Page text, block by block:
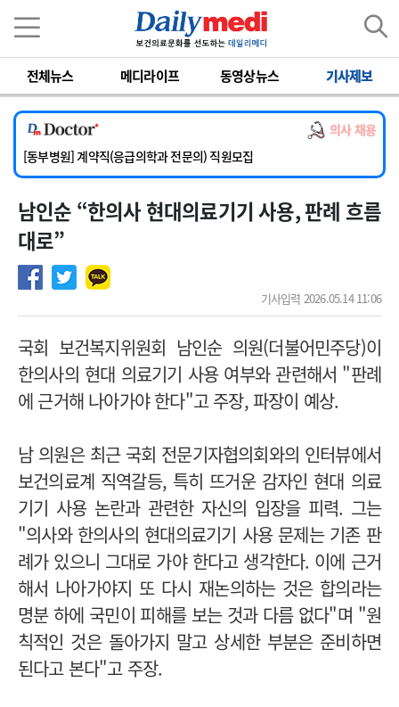
전체뉴스 메디라이프 동영상뉴스 기사제보
의사 채용
[서울아산병원] 2026년 하반기 인턴 모집
[영남대학교의료원] 마취통증의학과 임기제 임상의사 채용
[충남대학교병원] 소아청소년과(소아응급전담) 계약직 의사 공개채용
[동부병원] 계약직(응급의학과 전문의) 직원모집
[이대목동병원] 하반기 전공의(레지던트1년차) 모집
[서울아산병원] 2026년 하반기 인턴 모집
[영남대학교의료원] 마취통증의학과 임기제 임상의사 채용
남인순 “한의사 현대의료기기 사용, 판례 흐름
대로”
기사입력 2026.05.14 11:06
국회 보건복지위원회 남인순 의원(더불어민주당)이
한의사의 현대 의료기기 사용 여부와 관련해서 "판례
에 근거해 나아가야 한다"고 주장, 파장이 예상.
남 의원은 최근 국회 전문기자협의회와의 인터뷰에서
보건의료계 직역갈등, 특히 뜨거운 감자인 현대 의료
기기 사용 논란과 관련한 자신의 입장을 피력. 그는
"의사와 한의사의 현대의료기기 사용 문제는 기존 판
례가 있으니 그대로 가야 한다고 생각한다. 이에 근거
해서 나아가야지 또 다시 재논의하는 것은 합의라는
명분 하에 국민이 피해를 보는 것과 다름 없다"며 "원
칙적인 것은 돌아가지 말고 상세한 부분은 준비하면
된다고 본다"고 주장.